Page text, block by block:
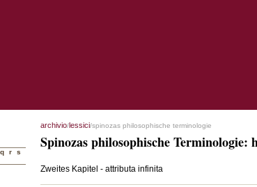
q r
s
archivio/lessici/spinozas philosophische terminologie
Spinozas philosophische
Zweites Kapitel - attributa infinita